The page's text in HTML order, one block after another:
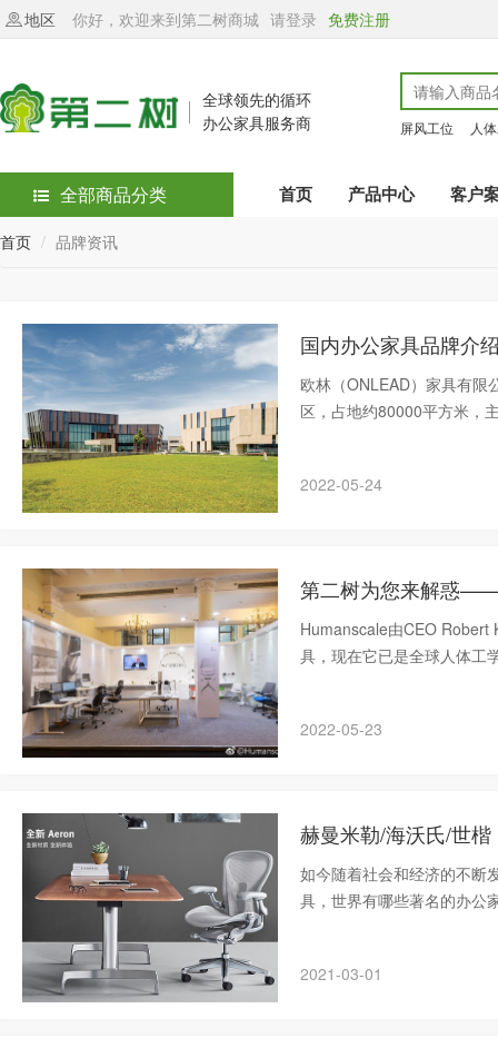
地区 你好，欢迎来到第二树商城 请登录 免费注册
全球领先的循环
办公家具服务商
屏风工位 人
全部商品分类 首页 产品中心 客户
首页 品牌资讯
国内办公家具品牌介
欧林（ONLEAD）家具有限
区，占地约80000平方米，
2022-05-24
第二树为您来解惑
Humanscale由CEO Robert
具，现在它已是全球人体工
2022-05-23
赫曼米勒/海沃氏/世
如今随着社会和经济的不断
具，世界有哪些著名的办公
2021-03-01